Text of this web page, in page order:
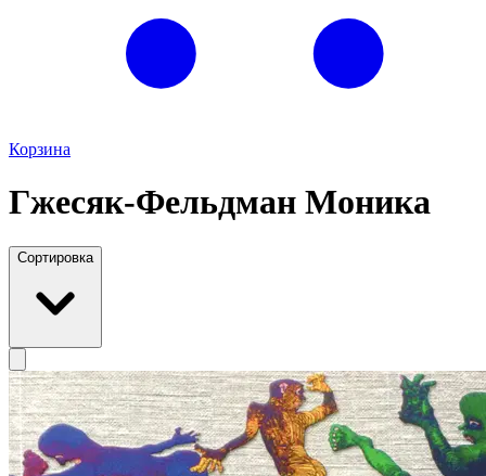
Корзина
Гжесяк-Фельдман Моника
Сортировка